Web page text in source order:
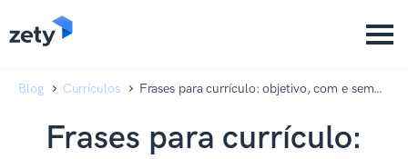
Blog Currículos
Frases para currículo: objetivo, com e sem
Frases para currículo: